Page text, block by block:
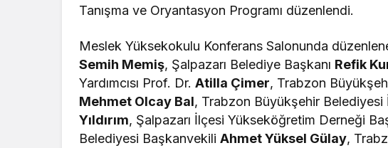
Tanışma ve Oryantasyon Programı düzenlendi.
Meslek Yüksekokulu Konferans Salonunda
Semih Memiş, Şalpazarı Belediye Başkanı Refik
Yardımcısı Prof. Dr.Atilla Çimer, Trabzon
Mehmet Olcay Bal, Trabzon Büyükşehir
Yıldırım, Şalpazarı İlçesi Yükseköğretim Derneği
Belediyesi BaşkanvekiliAhmet Yüksel Gülay,